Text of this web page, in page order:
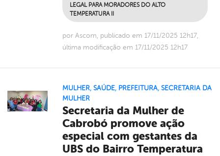
LEGAL PARA MORADORES DO ALTO
TEMPERATURA II
por Ascom, publicado em 17/11/2025 12h17,
última modificação em 17/11/2025 12h17
MULHER, SAÚDE, PREFEITURA, SECRETARIA DA
MULHER
Secretaria da Mulher de
Cabrobó promove ação
especial com gestantes da
UBS do Bairro Temperatura